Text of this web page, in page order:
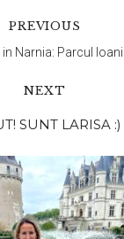
PREVIOUS
in Narnia: Parcul
NEXT
SUNT LARISA :)